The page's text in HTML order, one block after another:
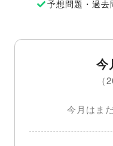
予想問題・過去
今
（
今月はま